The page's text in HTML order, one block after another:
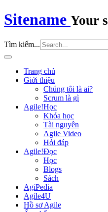
Sitename Your
Tìm kiếm...
Trang chủ
Giới thiệu
Chúng tôi là ai?
Scrum là gì
Agile!Học
Khóa học
Tài nguyên
Agile Video
Hỏi đáp
Agile!Đọc
Học
Blogs
Sách
AgiPedia
Agile4U
Hồ sơ Agile